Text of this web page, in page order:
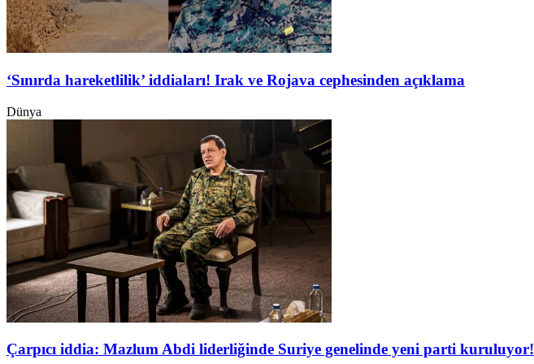
‘Sınırda hareketlilik’ iddiaları! Irak ve Rojava cephesinden açıklama
Dünya
Çarpıcı iddia: Mazlum Abdi liderliğinde Suriye genelinde yeni parti kuruluyor!